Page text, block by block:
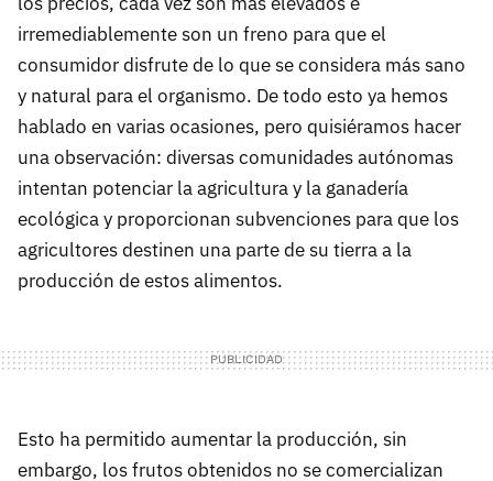
irremediablemente son un freno para que el
consumidor disfrute de lo que se considera más sano
y natural para el organismo. De todo esto ya hemos
hablado en varias ocasiones, pero quisiéramos hacer
una observación: diversas comunidades autónomas
intentan potenciar la agricultura y la ganadería
ecológica y proporcionan subvenciones para que los
agricultores destinen una parte de su tierra a la
producción de estos alimentos.
Esto ha permitido aumentar la producción, sin
embargo, los frutos obtenidos no se comercializan